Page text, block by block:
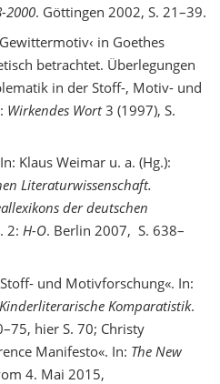
2000. Göttingen 2002, S. 21–39.
in Goethes
betrachtet. Überlegungen
in der Stoff-, Motiv- und
Wirkendes Wort3 (1997), S.
Klaus Weimar u. a. (Hg.):
Literaturwissenschaft.
der deutschen
2: H-O. Berlin 2007, S. 638–
und Motivforschung«. In:
Kinderliterarische Komparatistik.
hier S. 70; Christy
Manifesto«. In: The New
4. Mai 2015,